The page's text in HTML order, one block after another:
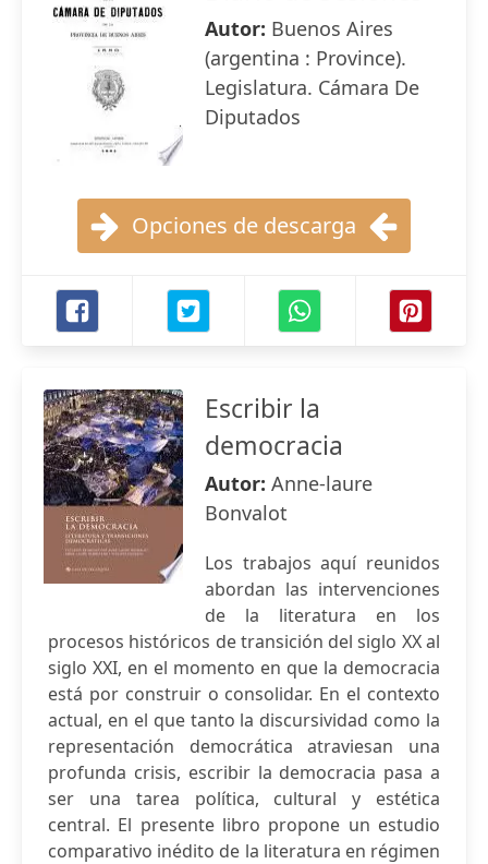
Autor: Buenos Aires
(argentina : Province).
Legislatura. Cámara De
Diputados
Opciones de descarga
Escribir la
democracia
Autor: Anne-laure
Bonvalot
Los trabajos aquí reunidos
abordan las intervenciones
de la literatura en los
procesos históricos de transición del siglo XX al
siglo XXI, en el momento en que la democracia
está por construir o consolidar. En el contexto
actual, en el que tanto la discursividad como la
representación democrática atraviesan una
profunda crisis, escribir la democracia pasa a
ser una tarea política, cultural y estética
central. El presente libro propone un estudio
comparativo inédito de la literatura en régimen